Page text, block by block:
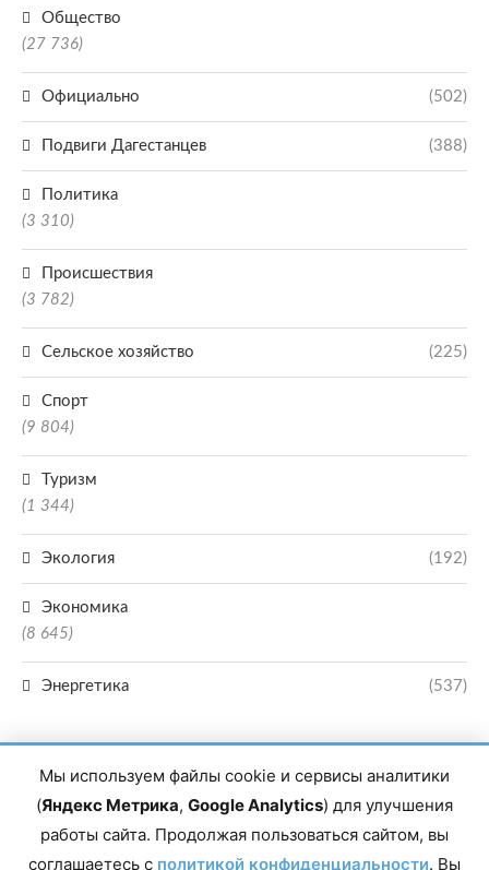
Общество
(27 736)
Официально (502)
Подвиги Дагестанцев (388)
Политика
(3 310)
Происшествия
(3 782)
Сельское хозяйство (225)
Спорт
(9 804)
Туризм
(1 344)
Экология (192)
Экономика
(8 645)
Энергетика (537)
Главный редактор сетевого издания Магомаев Тимур Нухович. Контакты
редакции: 8(988)-292-94-34 Почта: vestiskfo@gmail.com По вопросам
Мы используем файлы cookie и сервисы аналитики
(Яндекс Метрика, Google Analytics) для улучшения
работы сайта. Продолжая пользоваться сайтом, вы
соглашаетесь с политикой конфиденциальности. Вы